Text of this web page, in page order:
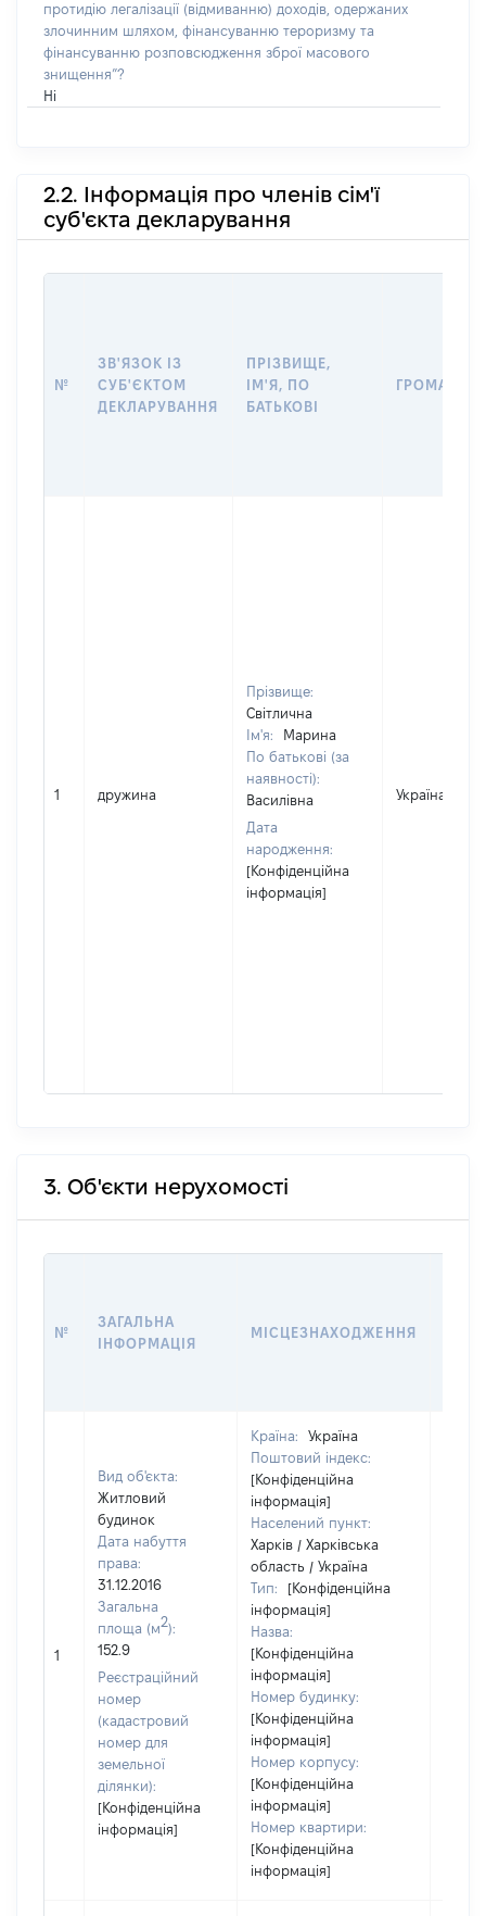
протидію легалізації (відмиванню) доходів, одержаних
злочинним шляхом, фінансуванню тероризму та
фінансуванню розповсюдження зброї масового
знищення”?
Ні
2.2. Інформація про членів сім'ї
суб'єкта декларування
№
ЗВ'ЯЗОК ІЗ
СУБ'ЄКТОМ
ДЕКЛАРУВАННЯ
ПРІЗВИЩЕ,
ІМ'Я, ПО
БАТЬКОВІ
1 дружина
Прізвище:
Світлична
Ім'я:
Марина
По батькові (за
наявності):
Василівна
Дата
народження:
[Конфіденційна
інформація]
Україна
3. Об'єкти нерухомості
№
ЗАГАЛЬНА
ІНФОРМАЦІЯ
МІСЦЕЗНАХОДЖЕННЯ
1
Вид об'єкта:
Житловий
будинок
Дата набуття
права:
31.12.2016
Загальна
площа (м2):
152.9
Реєстраційний
номер
(кадастровий
номер для
земельної
ділянки):
[Конфіденційна
інформація]
Країна:
Україна
Поштовий індекс:
[Конфіденційна
інформація]
Населений пункт:
Харків / Харківська
область / Україна
Тип:
[Конфіденційна
інформація]
Назва:
[Конфіденційна
інформація]
Номер будинку:
[Конфіденційна
інформація]
Номер корпусу:
[Конфіденційна
інформація]
Номер квартири:
[Конфіденційна
інформація]